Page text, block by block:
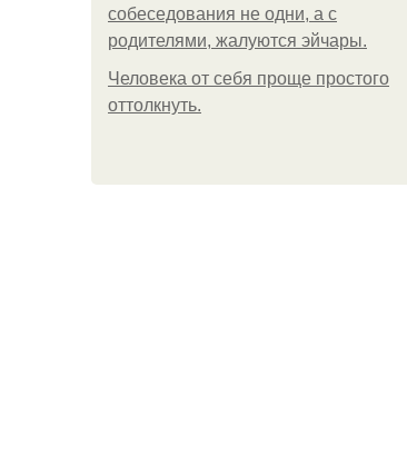
собеседования не одни, а с
родителями, жалуются эйчары.
Человека от себя проще простого
оттолкнуть.